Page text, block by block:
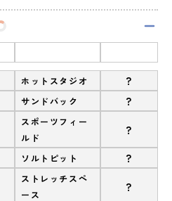
ホットスタジオ ?
サンドバック ?
スポーツフィー
ルド
?
ソルトピット ?
ストレッチスペ
ース
?